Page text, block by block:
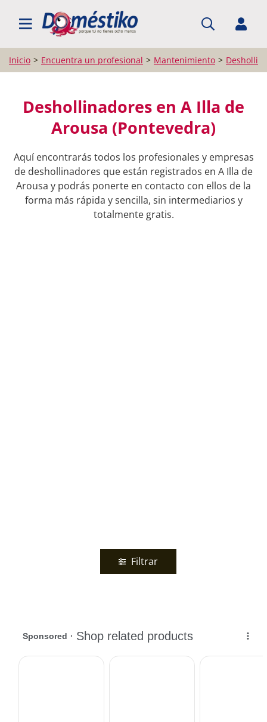
BUSCAR PROFESIONALES
Inicio Encuentra un profesional Mantenimiento
Deshollinadores en A Illa de
Arousa (Pontevedra)
Aquí encontrarás todos los profesionales y empresas
de deshollinadores que están registrados en A Illa de
Arousa y podrás ponerte en contacto con ellos de la
forma más rápida y sencilla, sin intermediarios y
totalmente gratis.
Filtrar